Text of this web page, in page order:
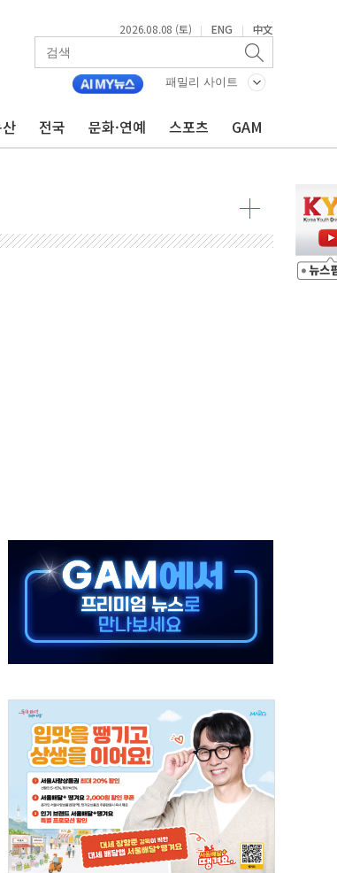
2026.08.08 (토) | ENG | 中文
패밀리 사이트
전국 문화·연예 스포츠 GAM
대'
맞설 자체 억지력 강화
쇄 영향
대 상승
"